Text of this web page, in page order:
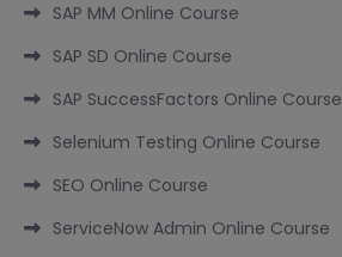
SAP MM Online Course
SAP SD Online Course
SAP SuccessFactors Online Course
Selenium Testing Online Course
SEO Online Course
ServiceNow Admin Online Course